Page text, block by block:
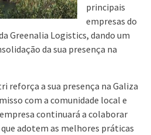
principais
empresas do
Greenalia Logistics, dando um
da sua presença na
reforça a sua presença na Galiza
com a comunidade local e
continuará a colaborar
adotem as melhores práticas